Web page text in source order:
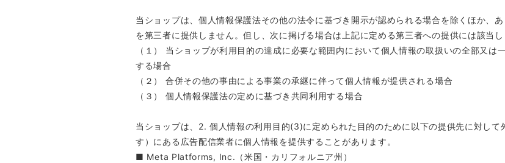
当ショップは、個人情報保護法その他の法令に基づき開示が認められる場合を除くほか、
を第三者に提供しません。但し、次に掲げる場合は上記に定める第三者への提供には該当し
（１） 当ショップが利用目的の達成に必要な範囲内において個人情報の取扱いの全部又は
する場合
（２） 合併その他の事由による事業の承継に伴って個人情報が提供される場合
（３） 個人情報保護法の定めに基づき共同利用する場合
当ショップは、2. 個人情報の利用目的(3)に定められた目的のために以下の提供先に対して
す）にある広告配信業者に個人情報を提供することがあります。
■ Meta Platforms, Inc.（米国・カリフォルニア州）